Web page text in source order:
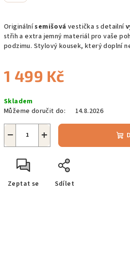
Originálnísemišová vestička s detailní
střih a extra jemný materiál pro vaše
podzimu. Stylový kousek, který doplní
1 499 Kč
cena:
Skladem
Můžeme doručit do:
14.8.2026
+
−
Zeptat se Sdílet